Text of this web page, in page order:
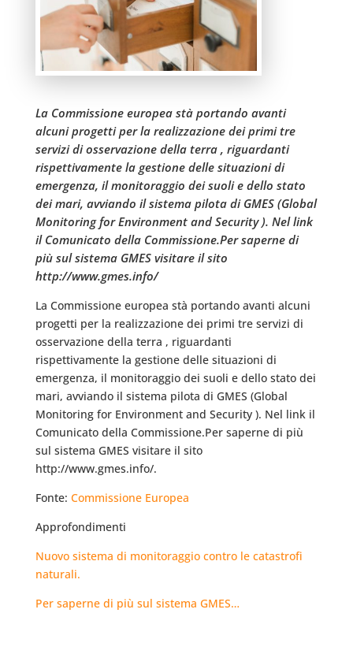
La Commissione europea stà portando avanti
alcuni progetti per la realizzazione dei primi tre
servizi di osservazione della terra , riguardanti
rispettivamente la gestione delle situazioni di
emergenza, il monitoraggio dei suoli e dello stato
dei mari, avviando il sistema pilota di GMES (Global
Monitoring for Environment and Security ). Nel link
il Comunicato della Commissione.Per saperne di
più sul sistema GMES visitare il sito
http://www.gmes.info/
La Commissione europea stà portando avanti alcuni
progetti per la realizzazione dei primi tre servizi di
osservazione della terra , riguardanti
rispettivamente la gestione delle situazioni di
emergenza, il monitoraggio dei suoli e dello stato dei
mari, avviando il sistema pilota di GMES (Global
Monitoring for Environment and Security ). Nel link il
Comunicato della Commissione.Per saperne di più
sul sistema GMES visitare il sito
http://www.gmes.info/.
Fonte: Commissione Europea
Approfondimenti
Nuovo sistema di monitoraggio contro le catastrofi
naturali.
Per saperne di più sul sistema GMES…